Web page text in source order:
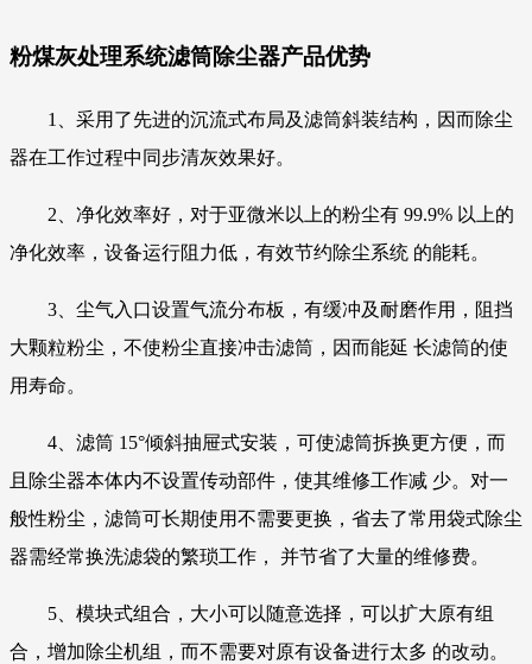
粉煤灰处理系统滤筒除尘器产品优势
1、采用了先进的沉流式布局及滤筒斜装结构，因而除尘
器在工作过程中同步清灰效果好。
2、净化效率好，对于亚微米以上的粉尘有 99.9% 以上的
净化效率，设备运行阻力低，有效节约除尘系统 的能耗。
3、尘气入口设置气流分布板，有缓冲及耐磨作用，阻挡
大颗粒粉尘，不使粉尘直接冲击滤筒，因而能延 长滤筒的使
用寿命。
4、滤筒 15°倾斜抽屉式安装，可使滤筒拆换更方便，而
且除尘器本体内不设置传动部件，使其维修工作减 少。对一
般性粉尘，滤筒可长期使用不需要更换，省去了常用袋式除尘
器需经常换洗滤袋的繁琐工作， 并节省了大量的维修费。
5、模块式组合，大小可以随意选择，可以扩大原有组
合，增加除尘机组，而不需要对原有设备进行太多 的改动。